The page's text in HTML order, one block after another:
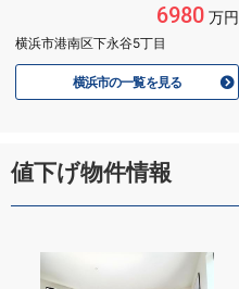
6980万円
横浜市港南区下永谷5丁目
横浜市の一覧を見る
値下げ物件情報